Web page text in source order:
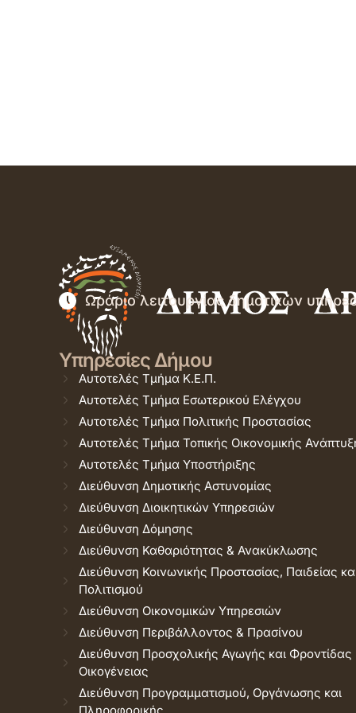
Ωράριο λειτουργίας δημοτικών
Υπηρεσίες Δήμου
Αυτοτελές Τμήμα Κ.Ε.Π.
Αυτοτελές Τμήμα Εσωτερικού Ελέγχου
Αυτοτελές Τμήμα Πολιτικής Προστασίας
Αυτοτελές Τμήμα Τοπικής Οικονομικής
Αυτοτελές Τμήμα Υποστήριξης
Διεύθυνση Δημοτικής Αστυνομίας
Διεύθυνση Διοικητικών Υπηρεσιών
Διεύθυνση Δόμησης
Διεύθυνση Καθαριότητας & Ανακύκλωσης
Διεύθυνση Κοινωνικής Προστασίας, Παιδείας
Πολιτισμού
Διεύθυνση Οικονομικών Υπηρεσιών
Διεύθυνση Περιβάλλοντος & Πρασίνου
Διεύθυνση Προσχολικής Αγωγής και Φροντίδας
Οικογένειας
Διεύθυνση Προγραμματισμού, Οργάνωσης και